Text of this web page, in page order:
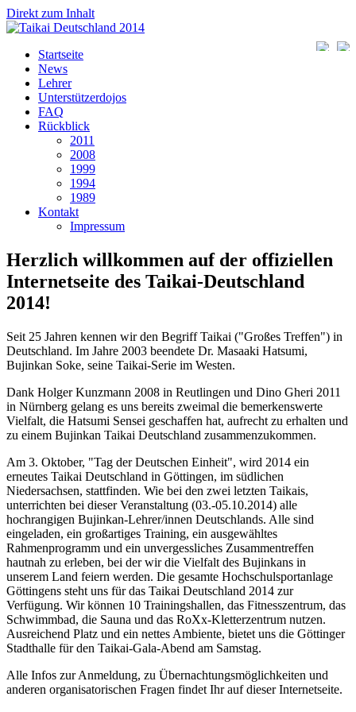
Direkt zum Inhalt
Startseite
News
Lehrer
Unterstützerdojos
FAQ
Rückblick
2011
2008
1999
1994
1989
Kontakt
Impressum
Herzlich willkommen auf der offiziellen
Internetseite des Taikai-Deutschland
2014!
Seit 25 Jahren kennen wir den Begriff Taikai ("Großes Treffen") in
Deutschland. Im Jahre 2003 beendete Dr. Masaaki Hatsumi,
Bujinkan Soke, seine Taikai-Serie im Westen.
Dank Holger Kunzmann 2008 in Reutlingen und Dino Gheri 2011
in Nürnberg gelang es uns bereits zweimal die bemerkenswerte
Vielfalt, die Hatsumi Sensei geschaffen hat, aufrecht zu erhalten und
zu einem Bujinkan Taikai Deutschland zusammenzukommen.
Am 3. Oktober, "Tag der Deutschen Einheit", wird 2014 ein
erneutes Taikai Deutschland in Göttingen, im südlichen
Niedersachsen, stattfinden. Wie bei den zwei letzten Taikais,
unterrichten bei dieser Veranstaltung (03.-05.10.2014) alle
hochrangigen Bujinkan-Lehrer/innen Deutschlands. Alle sind
eingeladen, ein großartiges Training, ein ausgewähltes
Rahmenprogramm und ein unvergessliches Zusammentreffen
hautnah zu erleben, bei der wir die Vielfalt des Bujinkans in
unserem Land feiern werden. Die gesamte Hochschulsportanlage
Göttingens steht uns für das Taikai Deutschland 2014 zur
Verfügung. Wir können 10 Trainingshallen, das Fitnesszentrum, das
Schwimmbad, die Sauna und das RoXx-Kletterzentrum nutzen.
Ausreichend Platz und ein nettes Ambiente, bietet uns die Göttinger
Stadthalle für den Taikai-Gala-Abend am Samstag.
Alle Infos zur Anmeldung, zu Übernachtungsmöglichkeiten und
anderen organisatorischen Fragen findet Ihr auf dieser Internetseite.